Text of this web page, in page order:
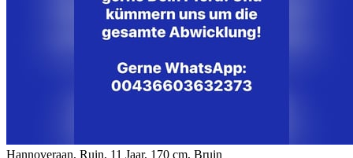
Hannoveraan, Ruin, 11 Jaar, 170 cm, Bruin